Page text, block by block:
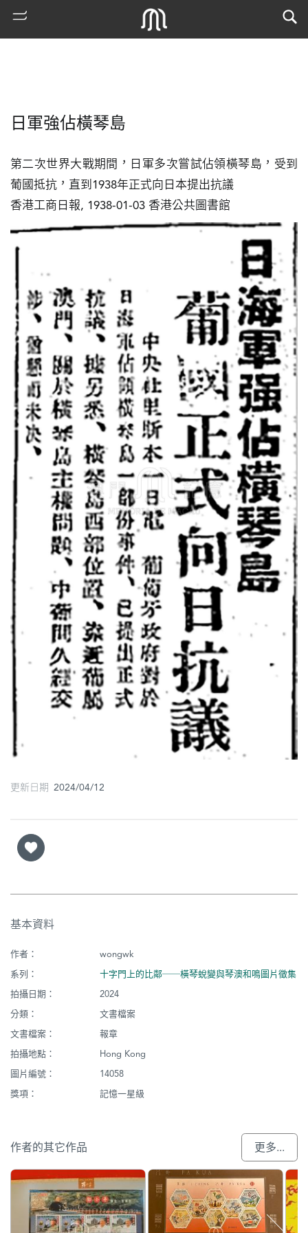
門
地
媽
寺
廟
教
街
市
日軍強佔橫琴島
第二次世界大戰期間，日軍多次嘗試佔領橫琴島，受到
葡國抵抗，直到1938年正式向日本提出抗議
香港工商日報, 1938-01-03 香港公共圖書館
更新日期 2024/04/12
基本資料
作者：
wongwk
系列：
十字門上的比鄰──橫琴蛻變與琴澳和鳴圖片徵集
拍攝日期：
2024
分類：
文書檔案
文書檔案：
報章
拍攝地點：
Hong Kong
圖片編號：
14058
獎項：
記憶一星級
作者的其它作品 更多...